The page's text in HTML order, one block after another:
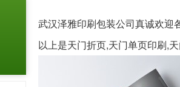
武汉泽雅印刷包装公司真诚欢迎
以上是天门折页,天门单页印刷,